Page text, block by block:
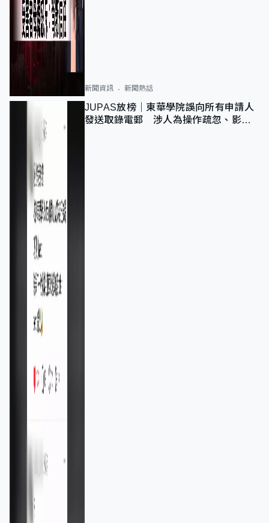
新聞資訊 新聞熱話
JUPAS放榜｜東華學院誤向所有申請人
發送取錄電郵 涉人為操作疏忽、影響